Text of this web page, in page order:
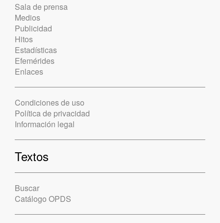
Sala de prensa
Medios
Publicidad
Hitos
Estadísticas
Efemérides
Enlaces
Condiciones de uso
Política de privacidad
Información legal
Textos
Buscar
Catálogo OPDS